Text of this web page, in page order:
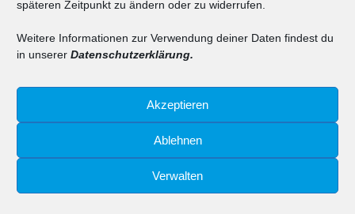
späteren Zeitpunkt zu ändern oder zu widerrufen.
Weitere Informationen zur Verwendung deiner Daten findest du
in unserer Datenschutzerklärung.
Akzeptieren
Ablehnen
Verwalten